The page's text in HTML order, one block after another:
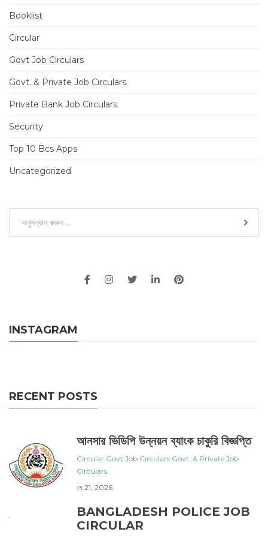
Booklist
Circular
Govt Job Circulars
Govt. & Private Job Circulars
Private Bank Job Circulars
Security
Top 10 Bcs Apps
Uncategorized
INSTAGRAM
RECENT POSTS
আনসার ভিডিপি উন্নয়ন ব্যাংক চাকুরি বিজ্ঞপ্তি
Circular Govt Job Circulars Govt. & Private Job
Circulars
মে 21, 2026
BANGLADESH POLICE JOB
CIRCULAR